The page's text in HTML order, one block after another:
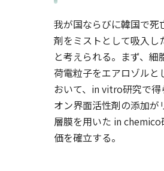
我が国ならびに韓国で
剤をミストとして吸入し
と考えられる。まず、
荷電粒子をエアロゾルと
おいて、in vitro研究で得
オン界面活性剤の添加
層膜を用いた in
価を確立する。